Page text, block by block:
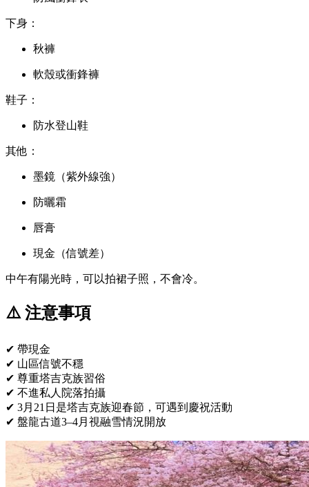
下身：
秋褲
軟殼或衝鋒褲
鞋子：
防水登山鞋
其他：
墨鏡（紫外線強）
防曬霜
唇膏
現金（信號差）
中午有陽光時，可以拍裙子照，不會冷。
⚠️ 注意事項
✔ 帶現金
✔ 山區信號不穩
✔ 尊重塔吉克族習俗
✔ 不進私人院落拍攝
✔ 3月21日是塔吉克族迎春節，可遇到慶祝活動
✔ 盤龍古道3–4月視融雪情況開放